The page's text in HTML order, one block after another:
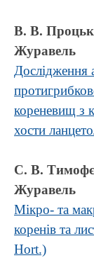
В. В.
Журавель
Дослідження
кореневищ з
хости
С. В.
Журавель
Мікро- та
коренів та
Hort.)